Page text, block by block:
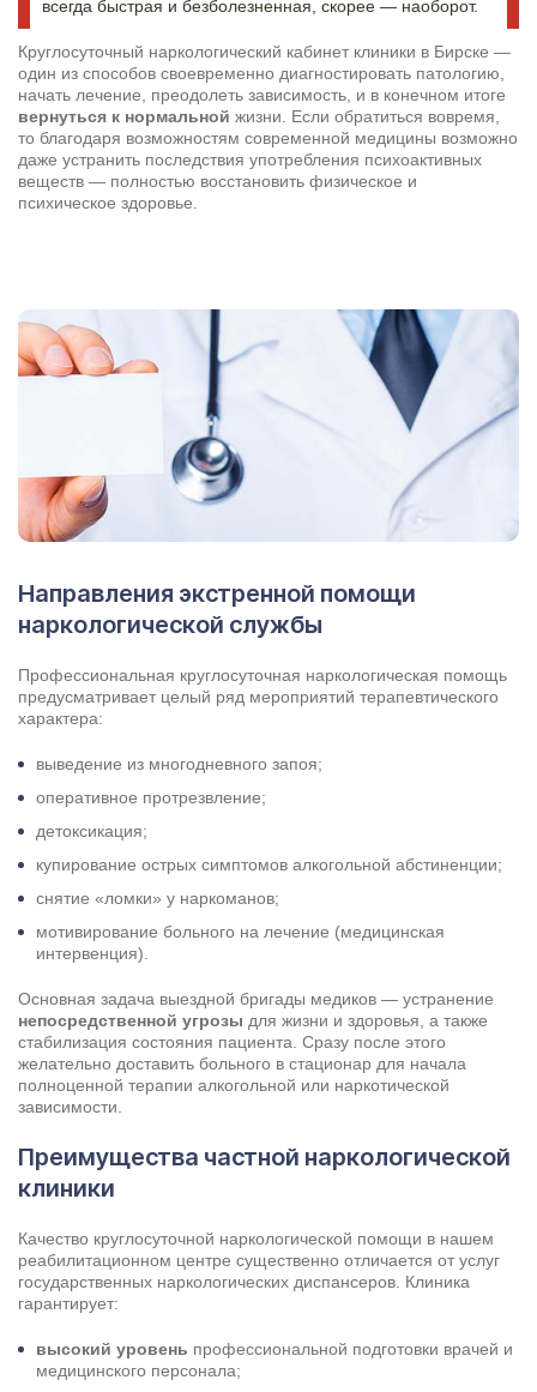
всегда быстрая и безболезненная, скорее — наоборот.
Круглосуточный наркологический кабинет клиники в Бирске —
один из способов своевременно диагностировать патологию,
начать лечение, преодолеть зависимость, и в конечном итоге
вернуться к нормальной жизни. Если обратиться вовремя,
то благодаря возможностям современной медицины возможно
даже устранить последствия употребления психоактивных
веществ — полностью восстановить физическое и
психическое здоровье.
Направления экстренной помощи
наркологической службы
Профессиональная круглосуточная наркологическая помощь
предусматривает целый ряд мероприятий терапевтического
характера:
выведение из многодневного запоя;
оперативное протрезвление;
детоксикация;
купирование острых симптомов алкогольной абстиненции;
снятие «ломки» у наркоманов;
мотивирование больного на лечение (медицинская
интервенция).
Основная задача выездной бригады медиков — устранение
непосредственной угрозы для жизни и здоровья, а также
стабилизация состояния пациента. Сразу после этого
желательно доставить больного в стационар для начала
полноценной терапии алкогольной или наркотической
зависимости.
Преимущества частной наркологической
клиники
Качество круглосуточной наркологической помощи в нашем
реабилитационном центре существенно отличается от услуг
государственных наркологических диспансеров. Клиника
гарантирует:
высокий уровень профессиональной подготовки врачей и
медицинского персонала;
Нажимая кнопку я соглашаюсь сполитикой конфиденциальности
ипользовательским соглашением
Вызвать специалиста
Результаты поиска (0)
Нажимая кнопку я соглашаюсь с политикой конфиденциальности
ипользовательским соглашением